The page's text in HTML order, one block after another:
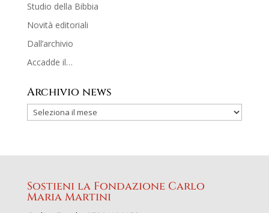
Studio della Bibbia
Novità editoriali
Dall’archivio
Accadde il…
Archivio news
Sostieni la Fondazione Carlo
Maria Martini